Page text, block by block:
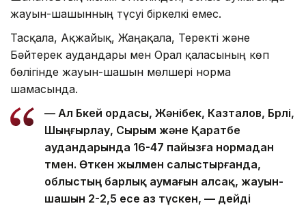
жауын-шашынның түсуі біркелкі емес.
Тасқала, Ақжайық, Жаңақала, Теректі және
Бәйтерек аудандары мен Орал қаласының көп
бөлігінде жауын-шашын мөлшері норма
шамасында.
— Ал Бөкей ордасы, Жәнібек, Казталов, Бөрлі,
Шыңғырлау, Сырым және Қаратөбе
аудандарында 16-47 пайызға нормадан
төмен. Өткен жылмен салыстырғанда,
облыстың барлық аумағын алсақ, жауын-
шашын 2-2,5 есе аз түскен, — дейді